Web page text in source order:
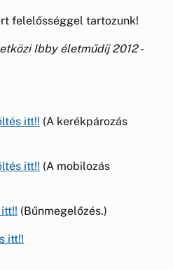
felelősséggel tartozunk!
Ibby életműdíj 2012 -
itt!! (A kerékpározás
itt!! (A mobilozás
(Bűnmegelőzés.)
itt!!